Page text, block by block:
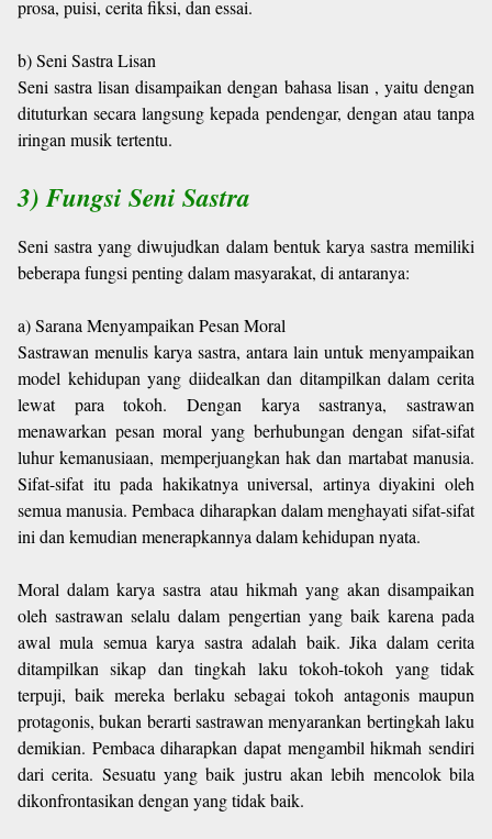
prosa, puisi, cerita fiksi, dan essai.
b) Seni Sastra Lisan
Seni sastra lisan disampaikan dengan bahasa lisan , yaitu dengan
dituturkan secara langsung kepada pendengar, dengan atau tanpa
iringan musik tertentu.
3) Fungsi Seni Sastra
Seni sastra yang diwujudkan dalam bentuk karya sastra memiliki
beberapa fungsi penting dalam masyarakat, di antaranya:
a) Sarana Menyampaikan Pesan Moral
Sastrawan menulis karya sastra, antara lain untuk menyampaikan
model kehidupan yang diidealkan dan ditampilkan dalam cerita
lewat para tokoh. Dengan karya sastranya, sastrawan
menawarkan pesan moral yang berhubungan dengan sifat-sifat
luhur kemanusiaan, memperjuangkan hak dan martabat manusia.
Sifat-sifat itu pada hakikatnya universal, artinya diyakini oleh
semua manusia. Pembaca diharapkan dalam menghayati sifat-sifat
ini dan kemudian menerapkannya dalam kehidupan nyata.
Moral dalam karya sastra atau hikmah yang akan disampaikan
oleh sastrawan selalu dalam pengertian yang baik karena pada
awal mula semua karya sastra adalah baik. Jika dalam cerita
ditampilkan sikap dan tingkah laku tokoh-tokoh yang tidak
terpuji, baik mereka berlaku sebagai tokoh antagonis maupun
protagonis, bukan berarti sastrawan menyarankan bertingkah laku
demikian. Pembaca diharapkan dapat mengambil hikmah sendiri
dari cerita. Sesuatu yang baik justru akan lebih mencolok bila
dikonfrontasikan dengan yang tidak baik.